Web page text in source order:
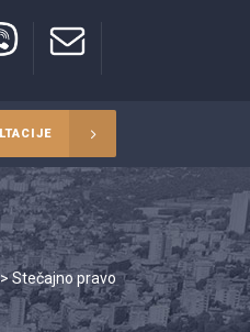
Stečajno pravo